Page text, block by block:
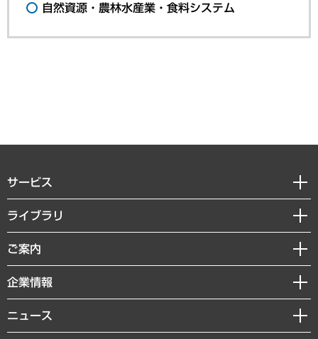
自然資源・農林水産業・食料システム
サービス
経営戦略
組織・人事戦略
デジタルイノベーション
共生・ダイバーシティ
GRC（ガバナンス・リスク・コンプライアンス）・防災（政策）
ライブラリ
経済調査
レポート
コラム
ご案内
セミナー・イベント情報
MUFGビジネスセミナー
受託案件情報
企業情報
私たちの想い
社長メッセージ
ニュース